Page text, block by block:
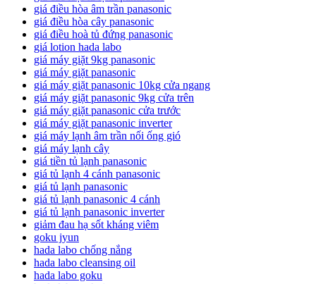
giá điều hòa âm trần panasonic
giá điều hòa cây panasonic
giá điều hoà tủ đứng panasonic
giá lotion hada labo
giá máy giặt 9kg panasonic
giá máy giặt panasonic
giá máy giặt panasonic 10kg cửa ngang
giá máy giặt panasonic 9kg cửa trên
giá máy giặt panasonic cửa trước
giá máy giặt panasonic inverter
giá máy lạnh âm trần nối ống gió
giá máy lạnh cây
giá tiền tủ lạnh panasonic
giá tủ lạnh 4 cánh panasonic
giá tủ lạnh panasonic
giá tủ lạnh panasonic 4 cánh
giá tủ lạnh panasonic inverter
giảm đau hạ sốt kháng viêm
goku jyun
hada labo chống nắng
hada labo cleansing oil
hada labo goku